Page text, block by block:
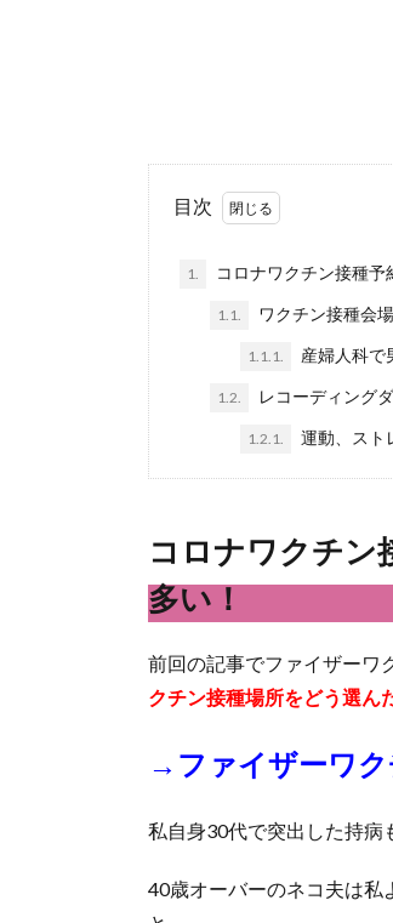
目次
1. コロナワクチン接種予
1.1. ワクチン接種会
1.1.1. 産婦人科で
1.2. レコーディング
1.2.1. 運動、スト
コロナワクチン
多い！
前回の記事でファイザーワ
クチン接種場所をどう選ん
→ファイザーワ
私自身30代で突出した持病
40歳オーバーのネコ夫は私